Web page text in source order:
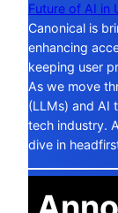
Future of AI in
Canonical is
enhancing
keeping user
As we move
(LLMs) and AI
tech industry.
dive in